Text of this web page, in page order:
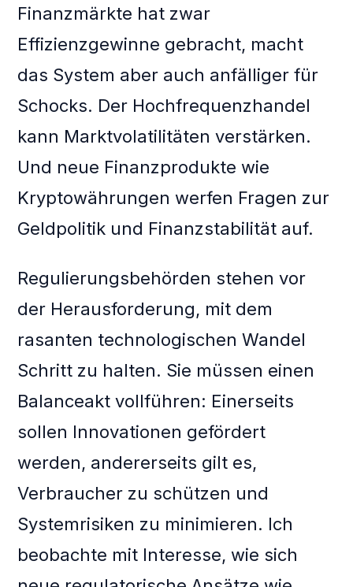
Finanzmärkte hat zwar
Effizienzgewinne gebracht, macht
das System aber auch anfälliger für
Schocks. Der Hochfrequenzhandel
kann Marktvolatilitäten verstärken.
Und neue Finanzprodukte wie
Kryptowährungen werfen Fragen zur
Geldpolitik und Finanzstabilität auf.
Regulierungsbehörden stehen vor
der Herausforderung, mit dem
rasanten technologischen Wandel
Schritt zu halten. Sie müssen einen
Balanceakt vollführen: Einerseits
sollen Innovationen gefördert
werden, andererseits gilt es,
Verbraucher zu schützen und
Systemrisiken zu minimieren. Ich
beobachte mit Interesse, wie sich